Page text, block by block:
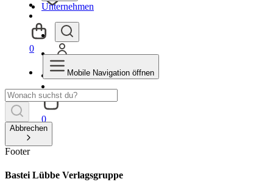
Unternehmen
0
0
Mobile Navigation öffnen
Abbrechen
Footer
Bastei Lübbe Verlagsgruppe